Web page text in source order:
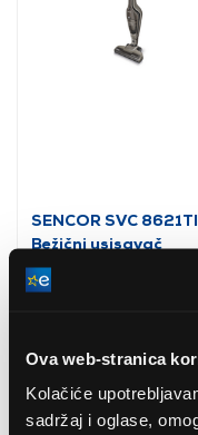
Ova web-stranica
Kolačiće
sadržaj i oglase,
SENCOR SVC 8621TI
Bežični usisavač
133,99 EUR